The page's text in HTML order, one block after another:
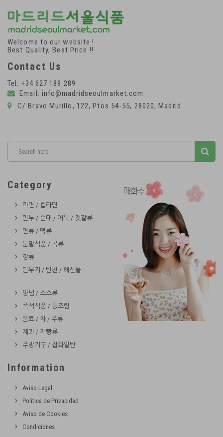
Welcome to our website !
Best Quality, Best Price !!
Contact Us
Tel: +34 627 189 289
Email: info@madridseoulmarket.com
C/ Bravo Murillo, 122, Ptos 54-55, 28020, Madrid
Category
라면 / 컵라면
만두 / 순대 / 어묵 / 젓갈류
면류 / 떡류
분말식품 / 곡류
장류
단무지 / 반찬 / 해산물
양념 / 소스류
즉석식품 / 통조림
음료 / 차 / 주류
제과 / 제빵류
주방기구 / 잡화일반
Information
Aviso Legal
Política de Privacidad
Aviso de Cookies
Condiciones